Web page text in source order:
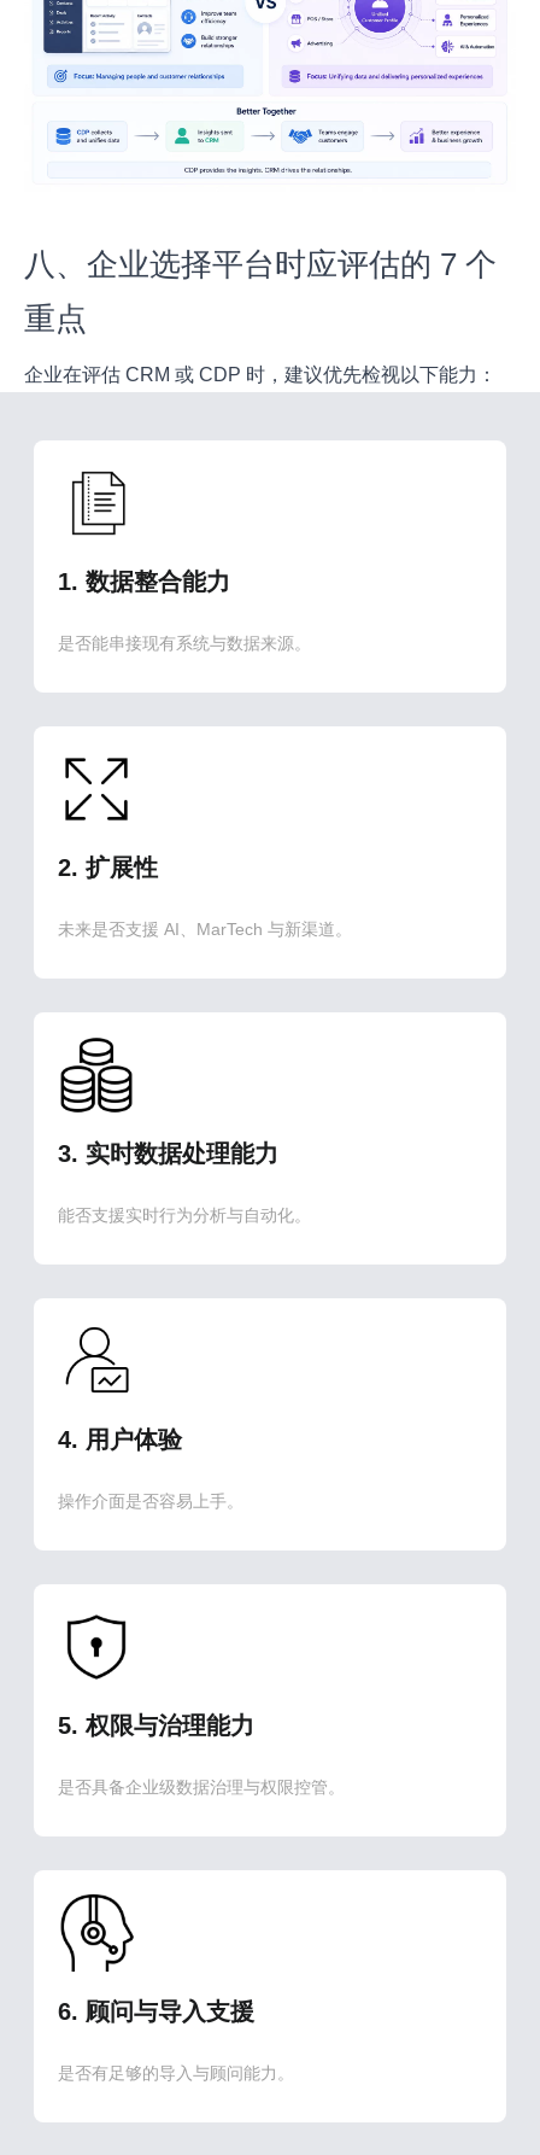
八、企业选择平台时应评估的 7 个
重点
企业在评估 CRM 或 CDP 时，建议优先检视以下能力：
1. 数据整合能力
是否能串接现有系统与数据来源。
2. 扩展性
未来是否支援 AI、MarTech 与新渠道。
3. 实时数据处理能力
能否支援实时行为分析与自动化。
4. 用户体验
操作介面是否容易上手。
5. 权限与治理能力
是否具备企业级数据治理与权限控管。
6. 顾问与导入支援
是否有足够的导入与顾问能力。